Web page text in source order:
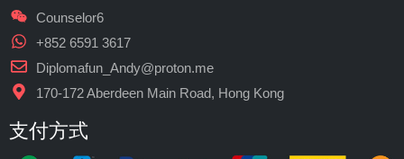
Counselor6
+852 6591 3617
Diplomafun_Andy@proton.me
170-172 Aberdeen Main Road, Hong Kong
支付方式